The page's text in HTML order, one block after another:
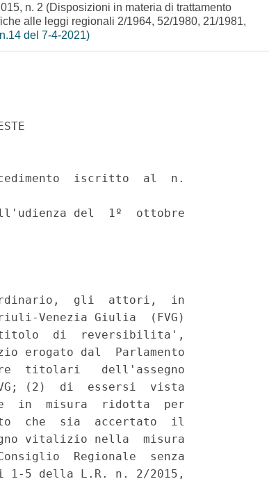
n. 2 (Disposizioni in materia di trattamento
alle leggi regionali 2/1964, 52/1980, 21/1981,
del 7-4-2021)